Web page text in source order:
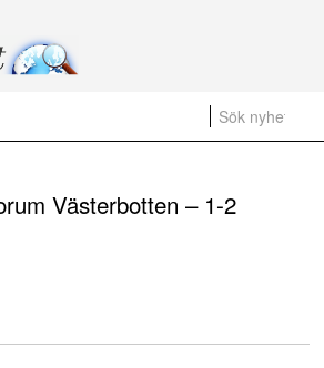
Västerbotten – 1-2